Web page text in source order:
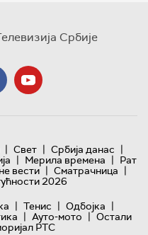
Србије
| Свет | Србија данас |
| Мерила времена | Рат
вести | Сматрачница |
2026
| Тенис | Одбојка |
| Ауто-мото | Остали
РТС